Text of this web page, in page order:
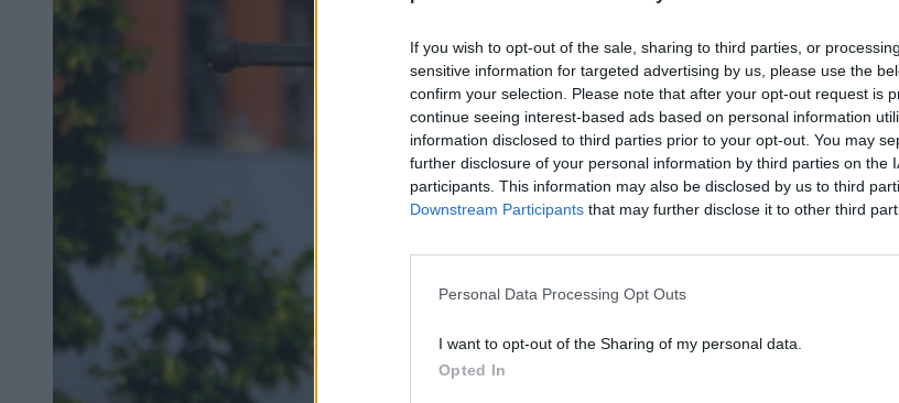
If you wish to opt-out of the sale, sharing to third parties, or
sensitive information for targeted advertising by us, please use the
confirm your selection. Please note that after your opt-out request is
continue seeing interest-based ads based on personal information
information disclosed to third parties prior to your opt-out. You may
further disclosure of your personal information by third parties on the
participants. This information may also be disclosed by us to third
Downstream Participants that may further disclose it to other third
Personal Data Processing Opt Outs
I want to opt-out of the Sharing of my personal data.
Opted In